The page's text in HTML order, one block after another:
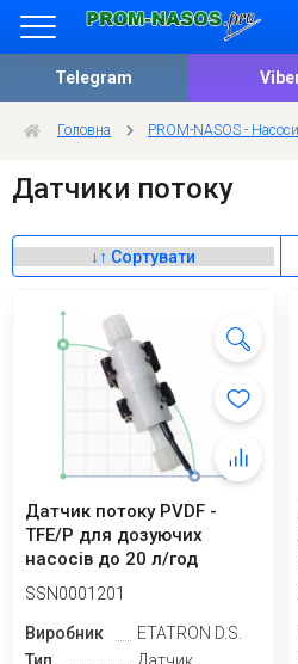
Telegram
Головна PROM-NASOS - Насоси
Датчики потоку
Датчик потоку PVDF -
TFE/P для дозуючих
насосів до 20 л/год
SSN0001201
Виробник
ETATRON D.S.